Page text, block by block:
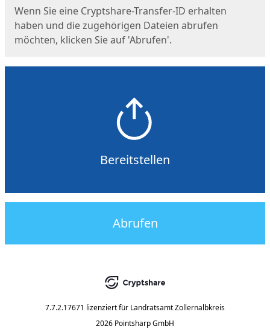
Wenn Sie eine Cryptshare-Transfer-ID erhalten
haben und die zugehörigen Dateien abrufen
möchten, klicken Sie auf 'Abrufen'.
Bereitstellen
Abrufen
7.7.2.17671 lizenziert für Landratsamt Zollernalbkreis
2026 Pointsharp GmbH